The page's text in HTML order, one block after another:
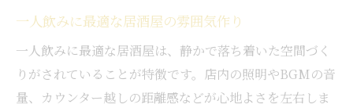
一人飲みに最適な居酒屋の雰囲気作り
一人飲みに最適な居酒屋は、静かで落ち着いた空間づく
りがされていることが特徴です。店内の照明やBGMの音
量、カウンター越しの距離感などが心地よさを左右しま